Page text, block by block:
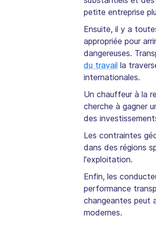
petite entreprise
Ensuite, il y a
appropriée pour
dangereuses.
du travail la
internationales.
Un chauffeur à la
cherche à gagner
des
Les contraintes
dans des régions
l'exploitation.
Enfin, les
performance
changeantes peut
modernes.